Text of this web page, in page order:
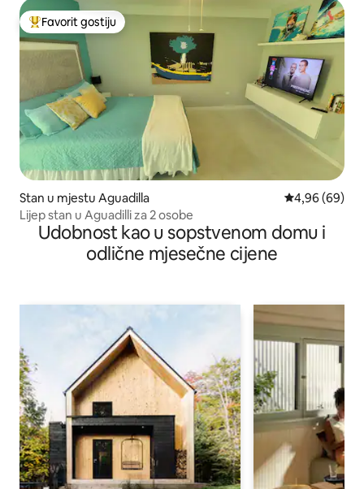
Glavni favorit gostiju
Favorit gostiju
Stan u mjestu Aguadilla prosječna
4,96 (69)
Lijep stan u Aguadilli za 2 osobe
Udobnost kao u sopstvenom domu i
odlične mjesečne cijene